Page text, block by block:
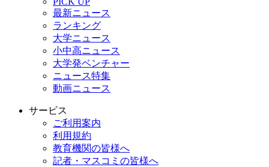
最新ニュース
ランキング
大学ニュース
小中高ニュース
大学発ベンチャー
ニュース特集
動画ニュース
サービス
ご利用案内
利用規約
教育機関の皆様へ
記者・マスコミの皆様へ